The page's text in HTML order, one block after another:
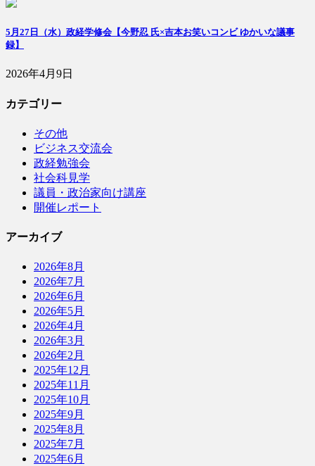
5月27日（水）政経学修会【今野忍 氏×吉本お笑いコンビ ゆかいな議事
録】
2026年4月9日
カテゴリー
その他
ビジネス交流会
政経勉強会
社会科見学
議員・政治家向け講座
開催レポート
アーカイブ
2026年8月
2026年7月
2026年6月
2026年5月
2026年4月
2026年3月
2026年2月
2025年12月
2025年11月
2025年10月
2025年9月
2025年8月
2025年7月
2025年6月